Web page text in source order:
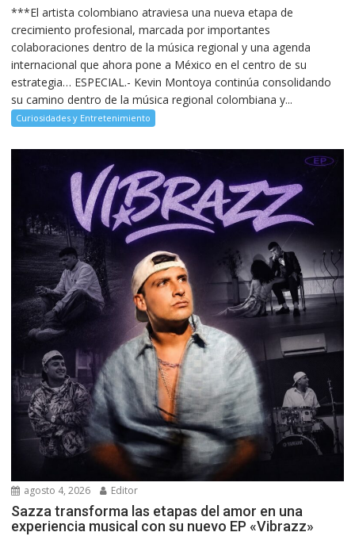
***El artista colombiano atraviesa una nueva etapa de
crecimiento profesional, marcada por importantes
colaboraciones dentro de la música regional y una agenda
internacional que ahora pone a México en el centro de su
estrategia… ESPECIAL.- Kevin Montoya continúa consolidando
su camino dentro de la música regional colombiana y...
Curiosidades y Entretenimiento
agosto 4, 2026 Editor
Sazza transforma las etapas del amor en una
experiencia musical con su nuevo EP «Vibrazz»